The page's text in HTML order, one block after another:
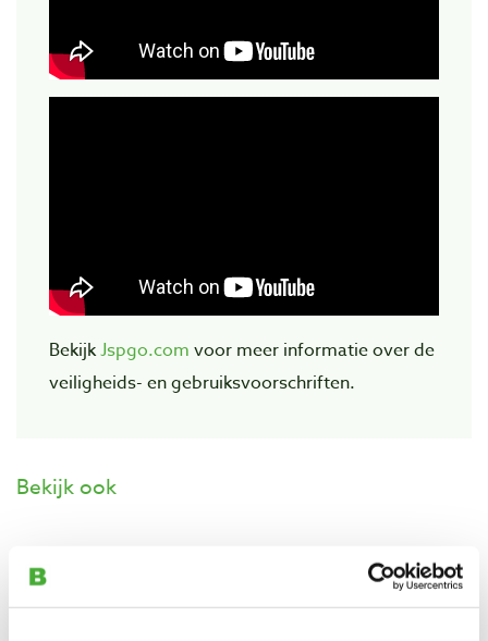
BekijkJspgo.com voor meer informatie over de
veiligheids- en gebruiksvoorschriften.
Bekijk ook
JSP PowerCap Active beschermkap met
Artikelnummer: 27936